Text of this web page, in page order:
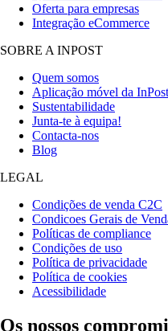
Oferta para empresas
Integração eCommerce
SOBRE A INPOST
Quem somos
Aplicação móvel da InPost
Sustentabilidade
Junta-te à equipa!
Contacta-nos
Blog
LEGAL
Condições de venda C2C
Condicoes Gerais de
Políticas de compliance
Condições de uso
Política de privacidade
Política de cookies
Acessibilidade
Os nossos